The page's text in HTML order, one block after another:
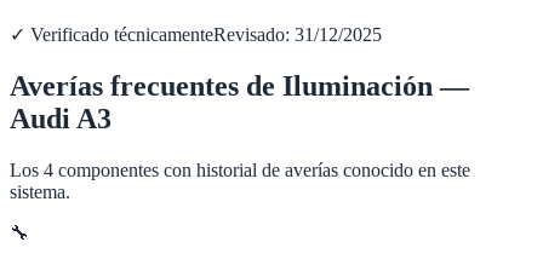
✓ Verificado técnicamenteRevisado: 31/12/2025
Averías frecuentes de Iluminación —
Audi A3
Los 4 componentes con historial de averías conocido en este
sistema.
🔧